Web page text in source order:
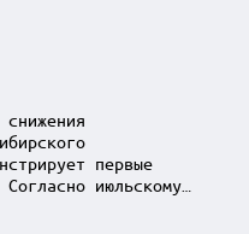
первые
июльскому…